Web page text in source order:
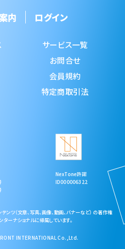
内 ログイン
サービス一覧
お問合せ
会員規約
特定商取引法
NexTone許諾
ID000006322
ツ（文章、写真、画像、動画、バナーなど） の著作権
ターナショナルに帰属しています。
INTERNATIONAL Co.,Ltd.